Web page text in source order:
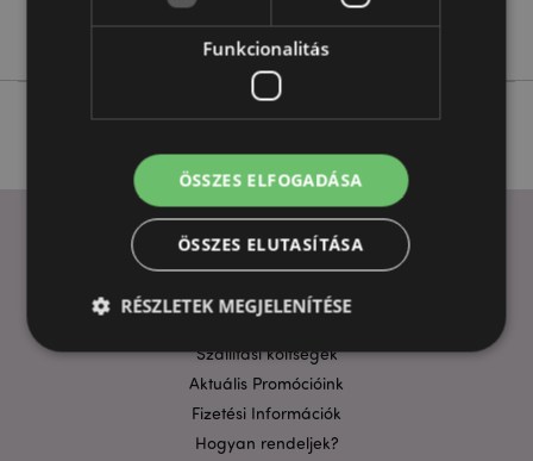
Satya
GYIK
Szállítási költségek
Aktuális Promócióink
Fizetési Információk
Hogyan rendeljek?
Funkcionalitás
ÖSSZES ELFOGADÁSA
ÖSSZES ELUTASÍTÁSA
RÉSZLETEK MEGJELENÍTÉSE
Funkcionalitás